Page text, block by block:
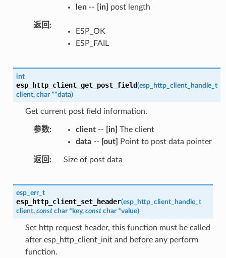
len-- [in] post length
返回
ESP_OK
ESP_FAIL
int
esp_http_client_get_post_field(esp_http_client_handle_t
client, char **data)
Get current post field information.
参数 client-- [in] The client
data-- [out] Point to post data pointer
返回 Size of post data
esp_err_t
esp_http_client_set_header(esp_http_client_handle_t
client, const char * key, const char *value)
Set http request header, this function must be called
after esp_http_client_init and before any perform
function.